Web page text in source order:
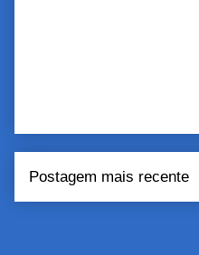
Postagem mais recente